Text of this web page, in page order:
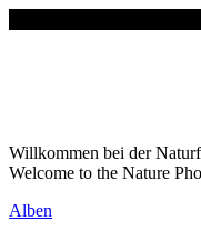
Willkommen bei der
Welcome to the Nature
Alben